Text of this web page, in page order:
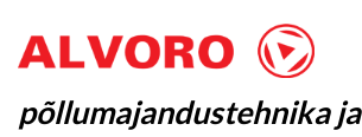
põllumajandustehnika ja